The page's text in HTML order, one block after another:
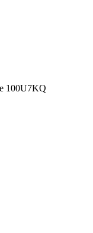
100U7KQ